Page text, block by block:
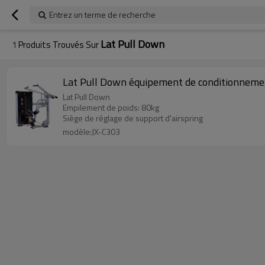
Entrez un terme de recherche
1 Produits Trouvés SurLat Pull Down
Lat Pull Down équipement de
Lat Pull Down
Empilement de poids: 80kg
Siège de réglage de support d'airspring
modèle:JX-C303